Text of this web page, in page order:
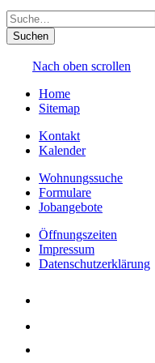
Nach oben scrollen
Home
Sitemap
Kontakt
Kalender
Wohnungssuche
Formulare
Jobangebote
Öffnungszeiten
Impressum
Datenschutzerklärung